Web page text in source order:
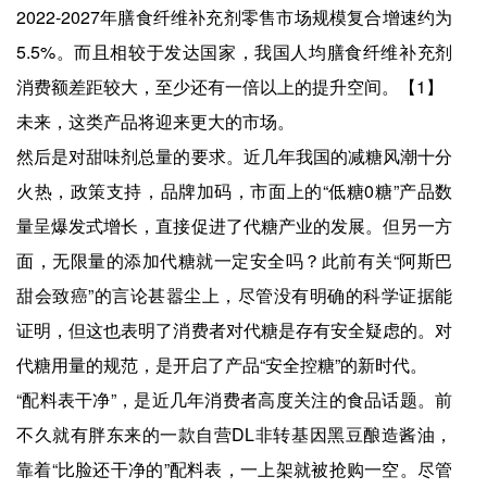
2022-2027年膳食纤维补充剂零售市场规模复合增速约为
5.5%。而且相较于发达国家，我国人均膳食纤维补充剂
消费额差距较大，至少还有一倍以上的提升空间。【1】
未来，这类产品将迎来更大的市场。
然后是对甜味剂总量的要求。近几年我国的减糖风潮十分
火热，政策支持，品牌加码，市面上的“低糖0糖”产品数
量呈爆发式增长，直接促进了代糖产业的发展。但另一方
面，无限量的添加代糖就一定安全吗？此前有关“阿斯巴
甜会致癌”的言论甚嚣尘上，尽管没有明确的科学证据能
证明，但这也表明了消费者对代糖是存有安全疑虑的。对
代糖用量的规范，是开启了产品“安全控糖”的新时代。
“配料表干净”，是近几年消费者高度关注的食品话题。前
不久就有胖东来的一款自营DL非转基因黑豆酿造酱油，
靠着“比脸还干净的”配料表，一上架就被抢购一空。尽管